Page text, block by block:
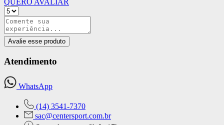
QUERO AVALIAR
Avalie esse produto
Atendimento
WhatsApp
(14) 3541-7370
sac@centersport.com.br